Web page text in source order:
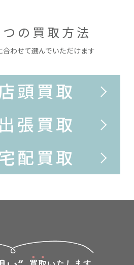
の買取方法
合わせて選んでいただけます
頭買取
出張買取
配買取